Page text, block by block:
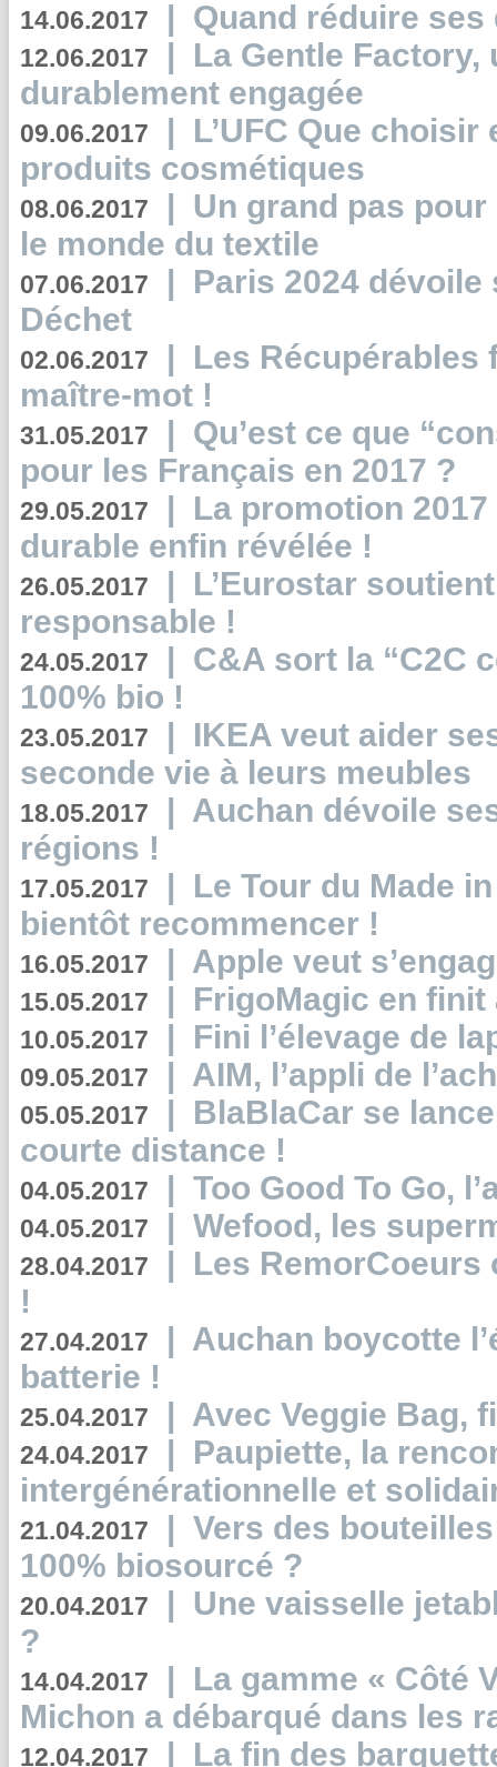
14.06.2017 | Quand réduire
12.06.2017 | La Gentle
durablement engagée
09.06.2017 | L’UFC Que
produits cosmétiques
08.06.2017 | Un grand pas
le monde du textile
07.06.2017 | Paris 2024
Déchet
02.06.2017 | Les Récupérables
maître-mot !
31.05.2017 | Qu’est ce que
pour les Français en 2017 ?
29.05.2017 | La promotion
durable enfin révélée !
26.05.2017 | L’Eurostar
responsable !
24.05.2017 | C&A sort la “C2C
100% bio !
23.05.2017 | IKEA veut aider
seconde vie à leurs meubles
18.05.2017 | Auchan dévoile
régions !
17.05.2017 | Le Tour du Made
bientôt recommencer !
16.05.2017 | Apple veut
15.05.2017 | FrigoMagic en
10.05.2017 | Fini l’élevage de
09.05.2017 | AIM, l’appli de
05.05.2017 | BlaBlaCar se
courte distance !
04.05.2017 | Too Good To Go,
04.05.2017 | Wefood, les
28.04.2017 | Les RemorCoeurs
!
27.04.2017 | Auchan boycotte
batterie !
25.04.2017 | Avec Veggie Bag,
24.04.2017 | Paupiette, la
intergénérationnelle et
21.04.2017 | Vers des
100% biosourcé ?
20.04.2017 | Une vaisselle
?
14.04.2017 | La gamme « Côté
Michon a débarqué dans les
12.04.2017 | La fin des